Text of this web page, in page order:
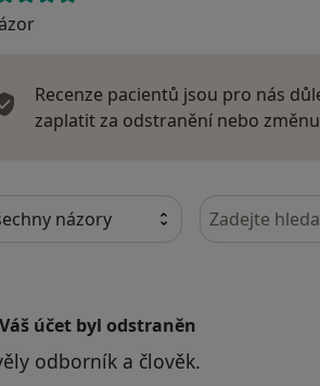
Recenze pacientů jsou pro nás
zaplatit za odstranění nebo
Hledejte v
Váš účet byl odstraněn
odborník a člověk.